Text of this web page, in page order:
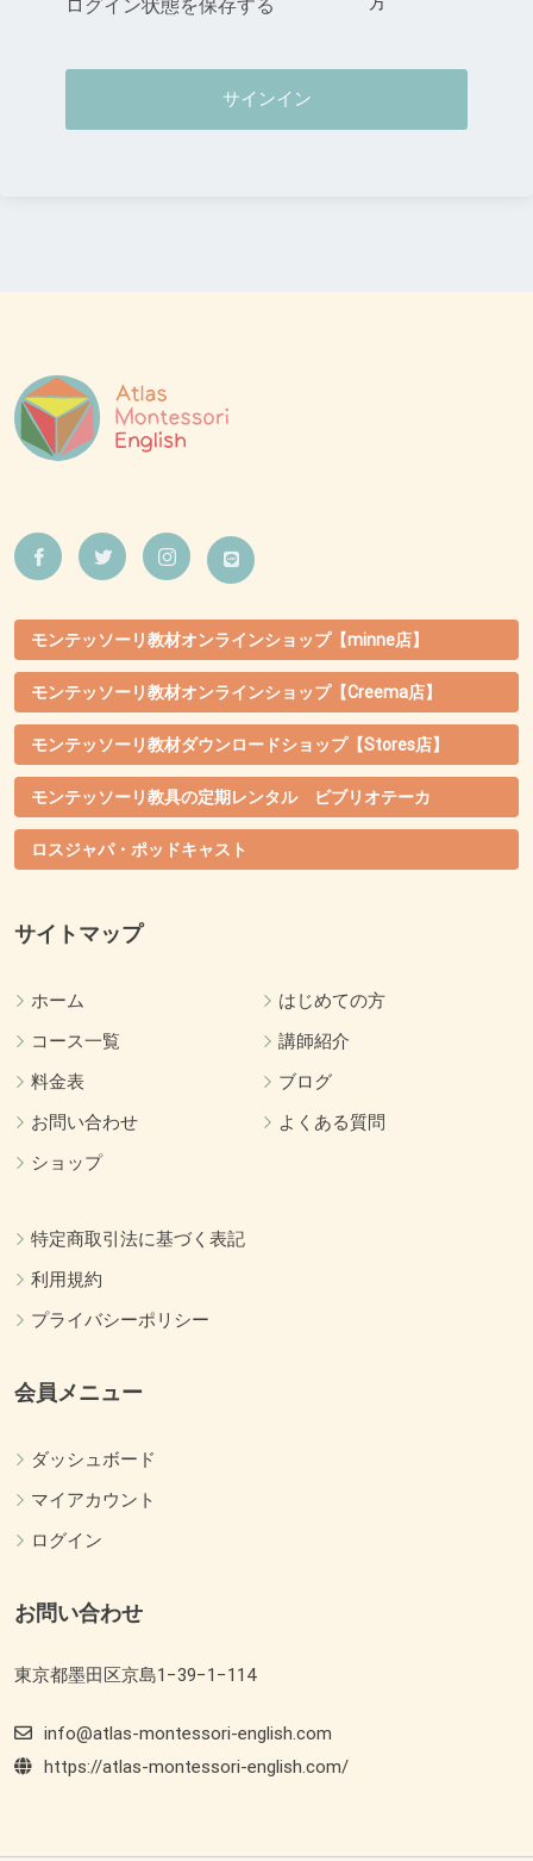
ログイン状態を保存する
サインイン
モンテッソーリ教材オンラインショップ【minne店】
モンテッソーリ教材オンラインショップ【Creema店】
モンテッソーリ教材ダウンロードショップ【Stores店】
モンテッソーリ教具の定期レンタル ビブリオテーカ
ロスジャパ・ポッドキャスト
サイトマップ
ホーム
はじめての方
コース一覧
講師紹介
料金表
ブログ
お問い合わせ
よくある質問
ショップ
特定商取引法に基づく表記
利用規約
プライバシーポリシー
会員メニュー
ダッシュボード
マイアカウント
ログイン
お問い合わせ
東京都墨田区京島1−39−1−114
info@atlas-montessori-english.com
https://atlas-montessori-english.com/